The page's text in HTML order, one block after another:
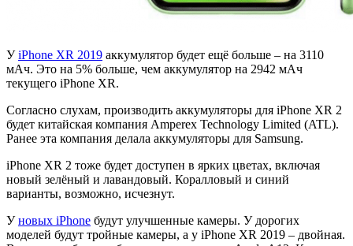
УiPhone XR 2019 аккумулятор будет ещё больше – на 3110
мАч. Это на 5% больше, чем аккумулятор на 2942 мАч
текущего iPhone XR.
Согласно слухам, производить аккумуляторы для iPhone XR 2
будет китайская компания Amperex Technology Limited (ATL).
Ранее эта компания делала аккумуляторы для Samsung.
iPhone XR 2 тоже будет доступен в ярких цветах, включая
новый зелёный и лавандовый. Коралловый и синий
варианты, возможно, исчезнут.
Уновых iPhone будут улучшенные камеры. У дорогих
моделей будут тройные камеры, а у iPhone XR 2019 – двойная.